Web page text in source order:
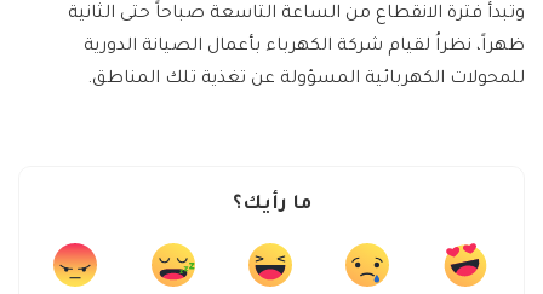
وتبدأ فترة الانقطاع من الساعة التاسعة صباحاً حتى الثانية
ظهراً، نظراُ لقيام شركة الكهرباء بأعمال الصيانة الدورية
للمحولات الكهربائية المسؤولة عن تغذية تلك المناطق.
ما رأيك؟